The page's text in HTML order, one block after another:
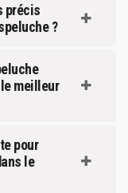
précis
?
meilleur
pour
le